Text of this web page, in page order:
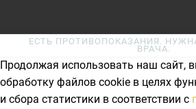
ЕСТЬ ПРОТИВОПОКАЗАНИЯ.
ВРАЧА.
Продолжая использовать наш сайт,
обработку файлов cookie в целях
и сбора статистики в соответствии с